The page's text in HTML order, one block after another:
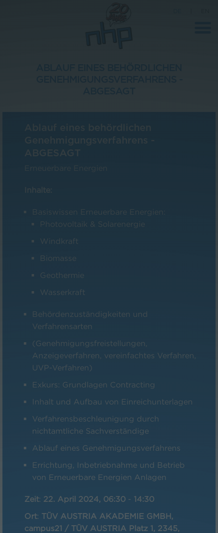
ABGESAGT
Erneuerbare Energien
Inhalte:
Basiswissen Erneuerbare Energien:
Photovoltaik & Solarenergie
Windkraft
Biomasse
Geothermie
Wasserkraft
Behördenzuständigkeiten und
Verfahrensarten
(Genehmigungsfreistellungen,
Anzeigeverfahren, vereinfachtes Verfahren,
UVP-Verfahren)
Exkurs: Grundlagen Contracting
Inhalt und Aufbau von Einreichunterlagen
Verfahrensbeschleunigung durch
nichtamtliche Sachverständige
Ablauf eines Genehmigungsverfahrens
Errichtung, Inbetriebnahme und Betrieb
von Erneuerbare Energien Anlagen
Zeit: 22. April 2024, 06:30 - 14:30
Ort: TÜV AUSTRIA AKADEMIE GMBH,
campus21 / TÜV AUSTRIA Platz 1, 2345,